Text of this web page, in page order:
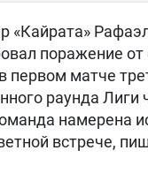
«Кайрата»
поражение от
первом матче
раунда Лиги
намерена
встрече,